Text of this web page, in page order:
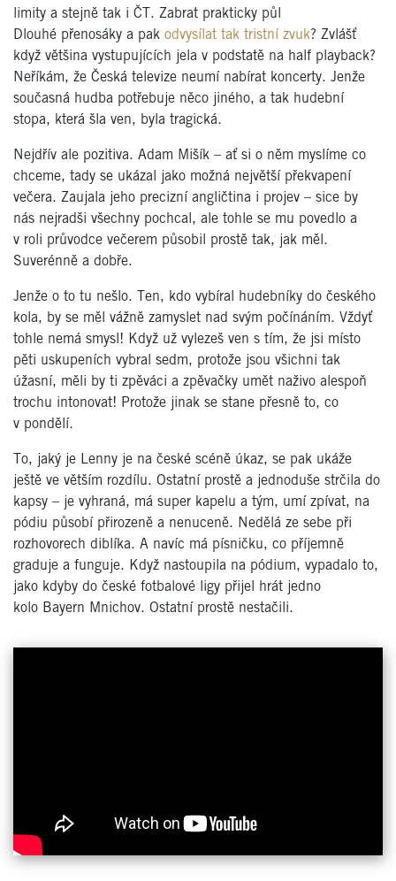
limity a stejně tak i ČT. Zabrat prakticky půl
Dlouhé přenosáky a pak odvysílat tak tristní zvuk ? Zvlášť
když většina vystupujících jela v podstatě na half playback?
Neříkám, že Česká televize neumí nabírat koncerty. Jenže
současná hudba potřebuje něco jiného, a tak hudební
stopa, která šla ven, byla tragická.
Nejdřív ale pozitiva. Adam Mišík – ať si o něm myslíme co
chceme, tady se ukázal jako možná největší překvapení
večera. Zaujala jeho precizní angličtina i projev – sice by
nás nejradši všechny pochcal, ale tohle se mu povedlo a
v roli průvodce večerem působil prostě tak, jak měl.
Suverénně a dobře.
Jenže o to tu nešlo. Ten, kdo vybíral hudebníky do českého
kola, by se měl vážně zamyslet nad svým počínáním. Vždyť
tohle nemá smysl! Když už vylezeš ven s tím, že jsi místo
pěti uskupeních vybral sedm, protože jsou všichni tak
úžasní, měli by ti zpěváci a zpěvačky umět naživo alespoň
trochu intonovat! Protože jinak se stane přesně to, co
v pondělí.
To, jaký je Lenny je na české scéně úkaz, se pak ukáže
ještě ve větším rozdílu. Ostatní prostě a jednoduše strčila do
kapsy – je vyhraná, má super kapelu a tým, umí zpívat, na
pódiu působí přirozeně a nenuceně. Nedělá ze sebe při
rozhovorech diblíka. A navíc má písničku, co příjemně
graduje a funguje. Když nastoupila na pódium, vypadalo to,
jako kdyby do české fotbalové ligy přijel hrát jedno
kolo Bayern Mnichov. Ostatní prostě nestačili.